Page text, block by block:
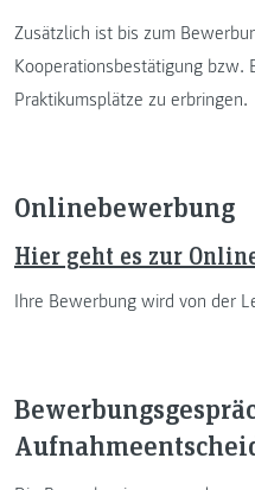
Zusätzlich ist bis zum
Kooperationsbestätigung bzw.
Praktikumsplätze zu erbringen.
Onlinebewerbung
Hier geht es zur
Ihre Bewerbung wird von der